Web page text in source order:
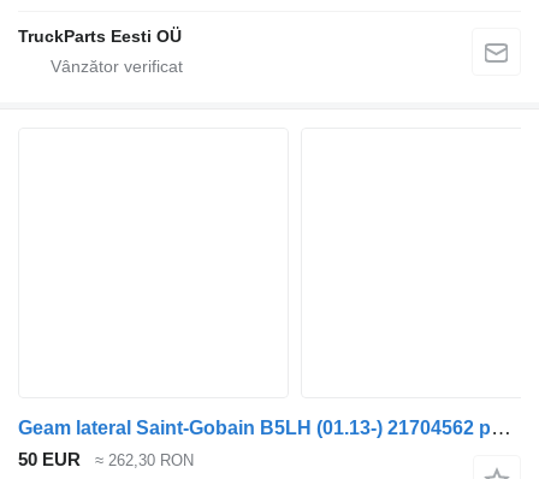
TruckParts Eesti OÜ
Geam lateral Saint-Gobain B5LH (01.13-) 21704562 pentru autobuz Volvo B5LH, B0E (2008-)
50 EUR ≈ 262,30 RON